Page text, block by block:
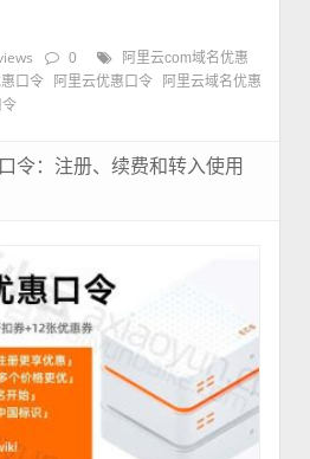
0
阿里云com域名优惠
口令 阿里云优惠口令
阿里云域名优惠
令
令：注册、续费和转入使用